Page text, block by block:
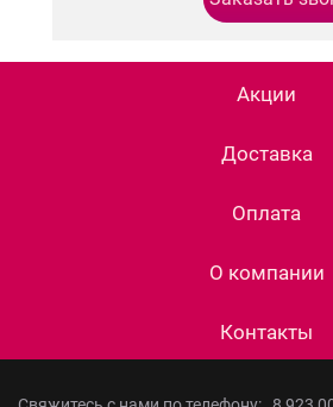
Акции
Доставка
Оплата
О компании
Контакты